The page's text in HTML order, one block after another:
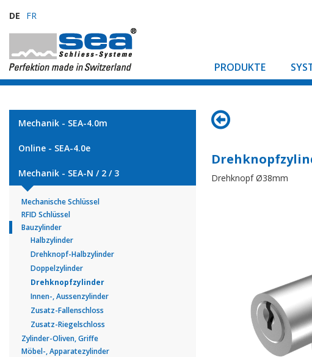
DE FR
PRODUKTE
Mechanik - SEA-4.0m
Online - SEA-4.0e
Mechanik - SEA-N / 2 / 3
Mechanische Schlüssel
RFID Schlüssel
Bauzylinder
Halbzylinder
Drehknopf-Halbzylinder
Doppelzylinder
Drehknopfzylinder
Innen-, Aussenzylinder
Zusatz-Fallenschloss
Zusatz-Riegelschloss
Zylinder-Oliven, Griffe
Möbel-, Apparatezylinder
Drehknopf Ø38mm